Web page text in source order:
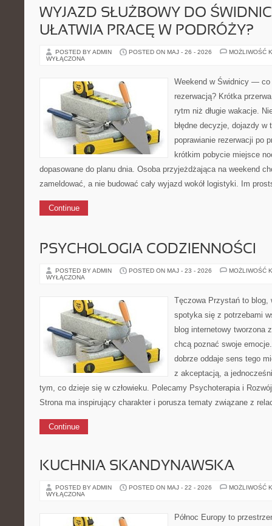
WYJAZD SŁUŻBOWY DO
UŁATWIA PRACĘ W PODRÓŻY?
POSTED BY ADMIN POSTED ON MAJ - 26 - 2026
MOŻLIWOŚĆ
WYŁĄCZONA
Weekend w Świdnicy — co
rezerwacją? Krótka
rytm niż długie wakacje.
błędne decyzje, dojazdy w
poprawianie rezerwacji po
krótkim pobycie miejsce
dopasowane do planu dnia. Osoba przyjeżdżająca na weekend
zameldować, a nie budować cały wyjazd wokół logistyki. Im
Continue
PSYCHOLOGIA CODZIENNOŚCI
POSTED BY ADMIN POSTED ON MAJ - 23 - 2026
MOŻLIWOŚĆ
WYŁĄCZONA
Tęczowa Przystań to blog,
spotyka się z potrzebami
blog internetowy tworzona
chcą poznać swoje
dobrze oddaje sens tego
z akceptacją, a
tym, co dzieje się w człowieku. Polecamy Psychoterapia i
Strona ma inspirujący charakter i porusza tematy związane z
Continue
KUCHNIA SKANDYNAWSKA
POSTED BY ADMIN POSTED ON MAJ - 22 - 2026
MOŻLIWOŚĆ
WYŁĄCZONA
Północ Europy to